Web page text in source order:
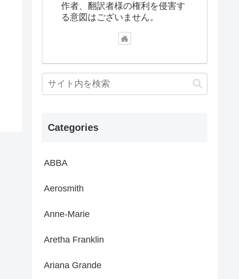
作者、翻訳者様の権利を侵害す
る意図はございません。
Categories
ABBA
Aerosmith
Anne-Marie
Aretha Franklin
Ariana Grande